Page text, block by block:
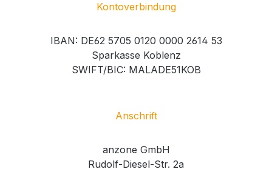
Kontoverbindung
IBAN: DE62 5705 0120 0000 2614 53
Sparkasse Koblenz
SWIFT/BIC: MALADE51KOB
Anschrift
anzone GmbH
Rudolf-Diesel-Str. 2a